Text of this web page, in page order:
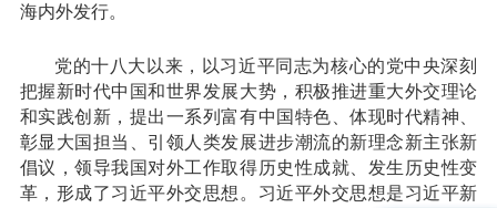
海内外发行。
党的十八大以来，以习近平同志为核心的党中央深刻
把握新时代中国和世界发展大势，积极推进重大外交理论
和实践创新，提出一系列富有中国特色、体现时代精神、
彰显大国担当、引领人类发展进步潮流的新理念新主张新
倡议，领导我国对外工作取得历史性成就、发生历史性变
革，形成了习近平外交思想。习近平外交思想是习近平新